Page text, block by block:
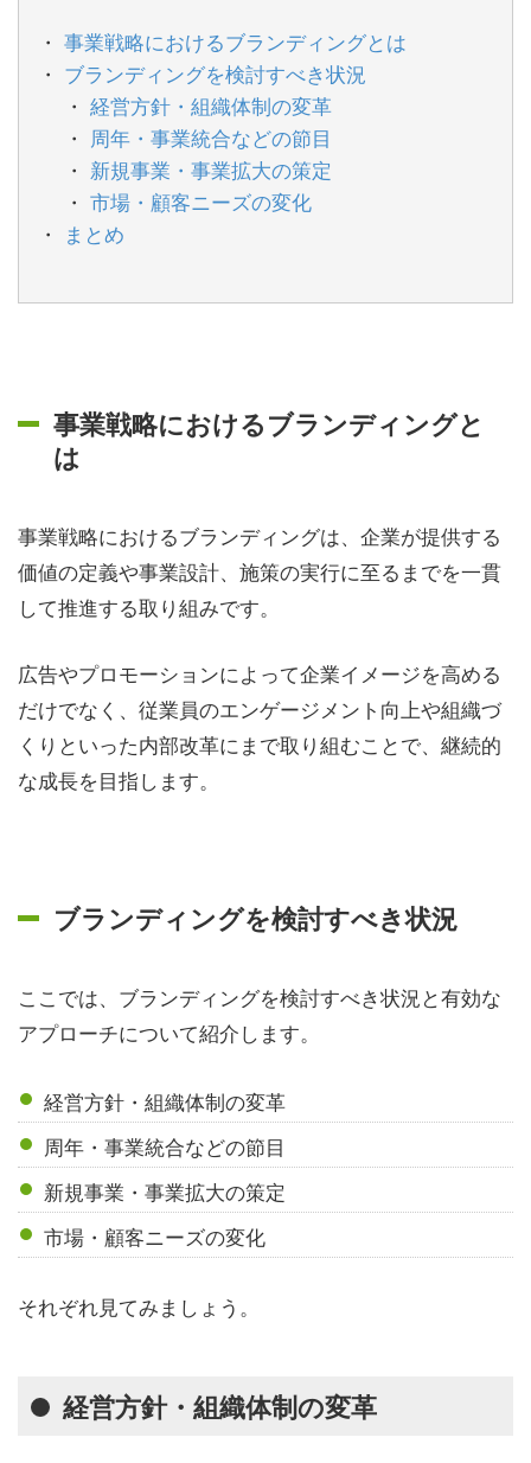
事業戦略におけるブランディングとは
ブランディングを検討すべき状況
経営方針・組織体制の変革
周年・事業統合などの節目
新規事業・事業拡大の策定
市場・顧客ニーズの変化
まとめ
事業戦略におけるブランディングと
は
事業戦略におけるブランディングは、企業が提供する
価値の定義や事業設計、施策の実行に至るまでを一貫
して推進する取り組みです。
広告やプロモーションによって企業イメージを高める
だけでなく、従業員のエンゲージメント向上や組織づ
くりといった内部改革にまで取り組むことで、継続的
な成長を目指します。
ブランディングを検討すべき状況
ここでは、ブランディングを検討すべき状況と有効な
アプローチについて紹介します。
経営方針・組織体制の変革
周年・事業統合などの節目
新規事業・事業拡大の策定
市場・顧客ニーズの変化
それぞれ見てみましょう。
経営方針・組織体制の変革